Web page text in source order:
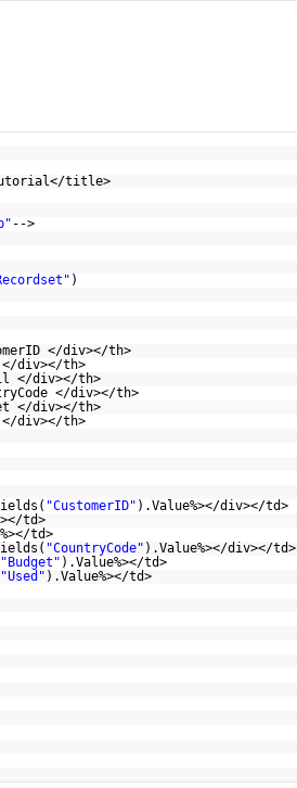
title>
-->
)
</div></th>
</div></th>
</div></th>
</div></th>
</div></th>
</div></th>
"CustomerID" ).Value%></div></td>
td>
td>
"CountryCode" ).Value%></div></td>
"Budget" ).Value%></td>
"Used" ).Value%></td>